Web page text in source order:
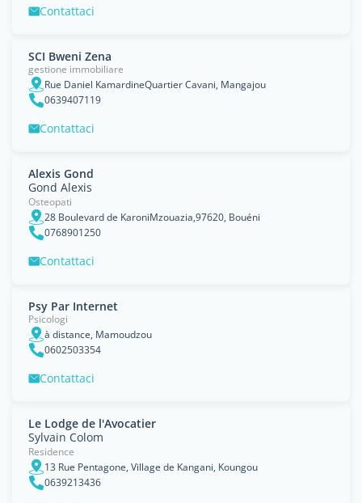
Contattaci
SCI Bweni Zena
gestione immobiliare
Rue Daniel KamardineQuartier Cavani, Mangajou
0639407119
Contattaci
Alexis Gond
Gond Alexis
Osteopati
28 Boulevard de KaroniMzouazia,97620, Bouéni
0768901250
Contattaci
Psy Par Internet
Psicologi
à distance, Mamoudzou
0602503354
Contattaci
Le Lodge de l'Avocatier
Sylvain Colom
Residence
13 Rue Pentagone, Village de Kangani, Koungou
0639213436